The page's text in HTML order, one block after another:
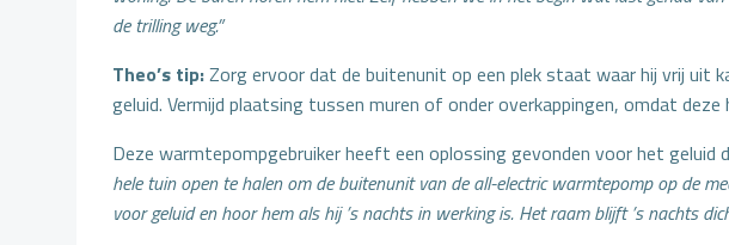
de trilling weg.”
Theo’s tip:Zorg ervoor dat de buitenunit op een plek staat waar hij vrij uit
geluid. Vermijd plaatsing tussen muren of onder overkappingen, omdat deze
Deze warmtepompgebruiker heeft een oplossing gevonden voor het geluid
hele tuin open te halen om de buitenunit van de all-electric warmtepomp op de
voor geluid en hoor hem als hij ’s nachts in werking is. Het raam blijft ’s nachts